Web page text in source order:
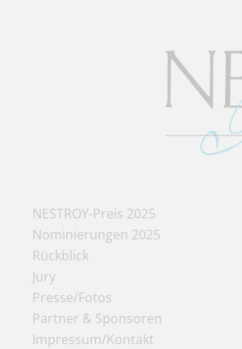
NESTROY-Preis 2025
Nominierungen 2025
Rückblick
Jury
Presse/Fotos
Partner & Sponsoren
Impressum/Kontakt